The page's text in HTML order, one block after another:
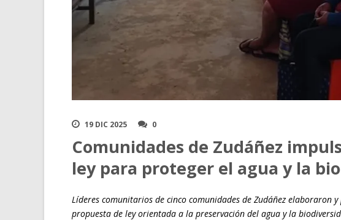
19 DIC 2025 0
Comunidades de Zudáñez
ley para proteger el agua y la
Líderes comunitarios de cinco comunidades de Zudáñez elaboraron
propuesta de ley orientada a la preservación del agua y la